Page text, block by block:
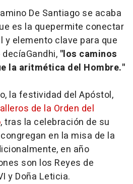
De Santiago se acaba
es la quepermite conectar
y elemento clave para que
"los caminos
la aritmética del Hombre."
la festividad del Apóstol,
de la Orden del
, tras la celebración de su
en la misa de la
en año
son los Reyes de
y Doña Leticia.